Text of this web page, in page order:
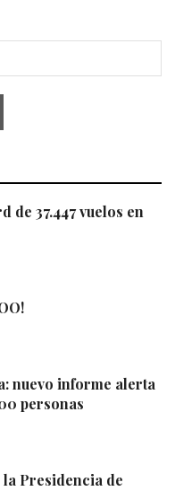
de 37.447 vuelos en
nuevo informe alerta
personas
Presidencia de